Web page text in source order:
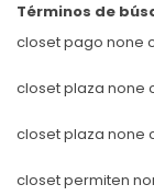
Términos de
closet pago none
closet plaza none
closet plaza none
closet permiten